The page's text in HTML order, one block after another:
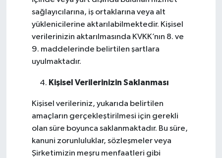
sağlayıcılarına, iş ortaklarına veya alt
yüklenicilerine aktarılabilmektedir. Kişisel
verilerinizin aktarılmasında KVKK’nın 8. ve
9. maddelerinde belirtilen şartlara
uyulmaktadır.
Kişisel Verilerinizin Saklanması
Kişisel verileriniz, yukarıda belirtilen
amaçların gerçekleştirilmesi için gerekli
olan süre boyunca saklanmaktadır. Bu süre,
kanuni zorunluluklar, sözleşmeler veya
Şirketimizin meşru menfaatleri gibi